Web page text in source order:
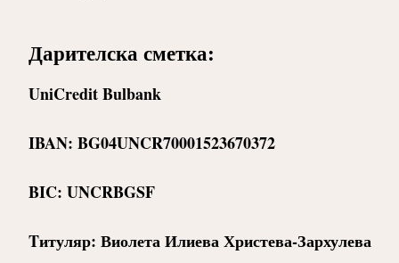
Дарителска сметка:
UniCredit Bulbank
IBAN: BG04UNCR70001523670372
BIC: UNCRBGSF
Tитуляр: Виолета Илиева Христева-Зархулева